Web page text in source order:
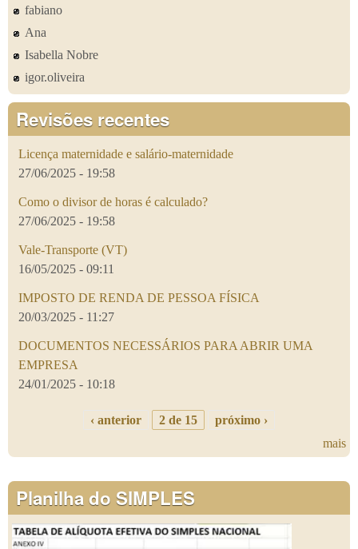
fabiano
Ana
Isabella Nobre
igor.oliveira
Revisões recentes
Licença maternidade e salário-maternidade
27/06/2025 - 19:58
Como o divisor de horas é calculado?
27/06/2025 - 19:58
Vale-Transporte (VT)
16/05/2025 - 09:11
IMPOSTO DE RENDA DE PESSOA FÍSICA
20/03/2025 - 11:27
DOCUMENTOS NECESSÁRIOS PARA ABRIR UMA
EMPRESA
24/01/2025 - 10:18
‹ anterior 2 de 15
próximo ›
mais
Planilha do SIMPLES